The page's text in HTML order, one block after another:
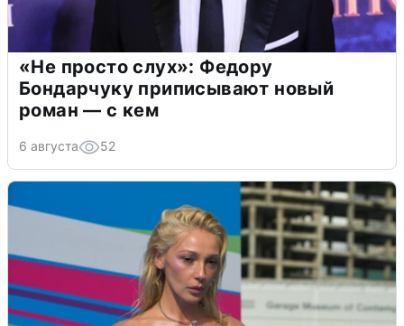
«Не просто слух»: Федору
Бондарчуку приписывают новый
роман — с кем
6 августа 52